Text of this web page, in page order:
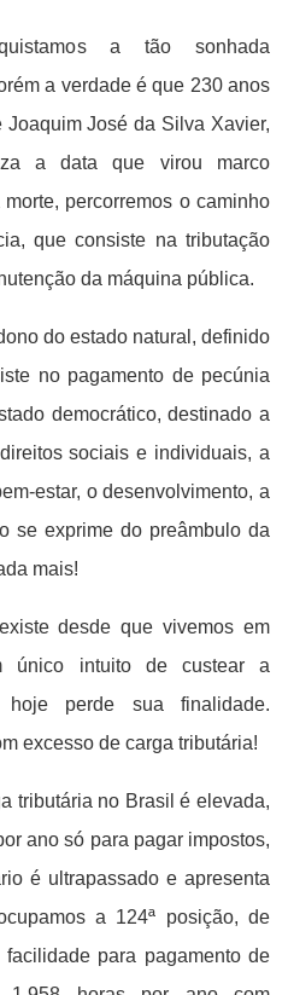
a tão sonhada
a verdade é que 230 anos
José da Silva Xavier,
a data que virou marco
percorremos o caminho
que consiste na tributação
da máquina pública.
do estado natural, definido
no pagamento de pecúnia
democrático, destinado a
sociais e individuais, a
estar, o desenvolvimento, a
se exprime do preâmbulo da
mais!
desde que vivemos em
único intuito de custear a
hoje perde sua finalidade.
excesso de carga tributária!
tributária no Brasil é elevada,
ano só para pagar impostos,
é ultrapassado e apresenta
a 124ª posição, de
para pagamento de